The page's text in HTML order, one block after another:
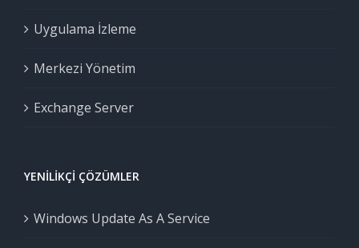
Uygulama İzleme
Merkezi Yönetim
Exchange Server
YENILIKÇI ÇÖZÜMLER
Windows Update As A Service